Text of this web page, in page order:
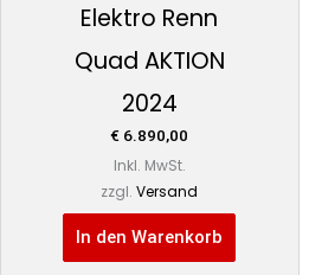
Elektro Renn
Quad AKTION
2024
€ 6.890,00
Inkl. MwSt.
zzgl.Versand
In den Warenkorb